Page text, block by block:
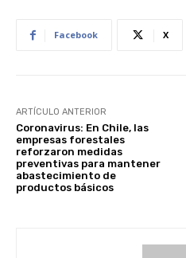
Facebook X
ARTÍCULO ANTERIOR
Coronavirus: En Chile, las
empresas forestales
reforzaron medidas
preventivas para mantener
abastecimiento de
productos básicos